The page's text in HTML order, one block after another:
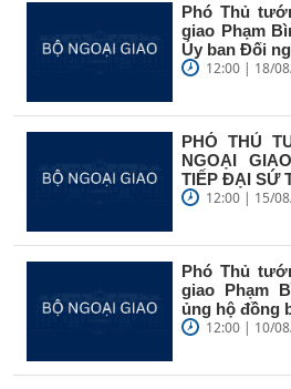
Phó Thủ
giao Phạm
Ủy ban Đối
12:00 | 18/
PHÓ THỦ
NGOẠI
TIẾP ĐẠI SỨ
12:00 | 15/
Phó Thủ
giao Phạm
ủng hộ đồng
12:00 | 10/